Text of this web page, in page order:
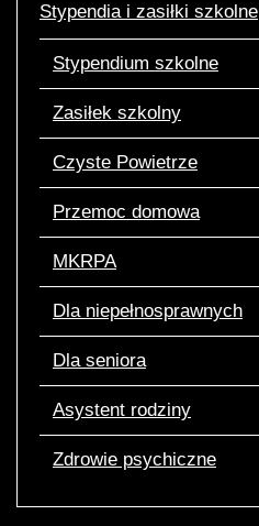
Stypendia i zasiłki szkolne
Stypendium szkolne
Zasiłek szkolny
Czyste Powietrze
Przemoc domowa
MKRPA
Dla niepełnosprawnych
Dla seniora
Asystent rodziny
Zdrowie psychiczne